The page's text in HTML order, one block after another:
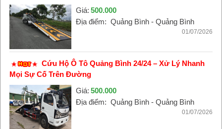
Giá: 500.000
Địa điểm: Quảng Bình - Quảng Bình
01/07/2026
Cứu Hộ Ô Tô Quảng Bình 24/24 – Xử Lý Nhanh
Mọi Sự Cố Trên Đường
Giá: 500.000
Địa điểm: Quảng Bình - Quảng Bình
01/07/2026